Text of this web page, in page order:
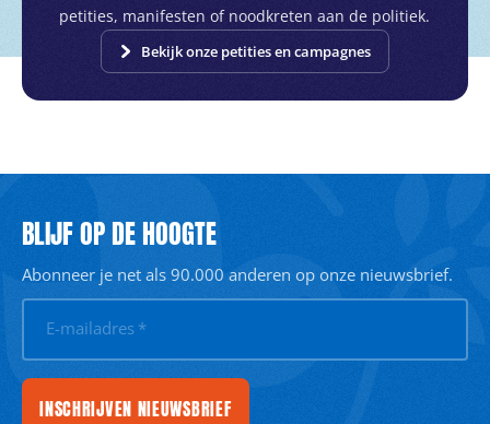
petities, manifesten of noodkreten aan de politiek.
Bekijk onze petities en campagnes
BLIJF OP DE HOOGTE
Abonneer je net als 90.000 anderen op onze nieuwsbrief.
E-mailadres *
INSCHRIJVEN NIEUWSBRIEF